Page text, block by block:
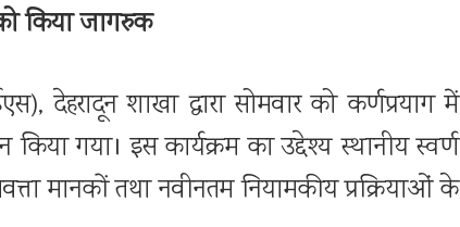
किया जागरुक
देहरादून शाखा द्वारा सोमवार को कर्णप्रयाग में
गया। इस कार्यक्रम का उद्देश्य स्थानीय स्वर्ण
मानकों तथा नवीनतम नियामकीय प्रक्रियाओं के